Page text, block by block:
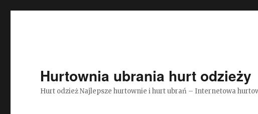
Hurtownia ubrania hurt odzieży
Hurt odzież Najlepsze hurtownie i hurt ubrań – Internetowa